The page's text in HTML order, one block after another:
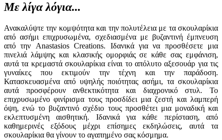
Με λίγα λόγια...
Ανακαλύψτε την κομψότητα και την πολυτέλεια με τα σκουλαρίκια
από ασήμι επιχρυσωμένα, σχεδιασμένα με βυζαντινή έμπνευση
από την Anastasios Creations. Ιδανικά για να προσθέσετε μια
πινελιά λάμψης και κλασικής ομορφιάς σε κάθε σας εμφάνιση,
αυτά τα κρεμαστά σκουλαρίκια είναι το απόλυτο αξεσουάρ για τις
γυναίκες που εκτιμούν την τέχνη και την παράδοση.
Κατασκευασμένα από υψηλής ποιότητας ασήμι, τα σκουλαρίκια
αυτά προσφέρουν ανθεκτικότητα και διαχρονικό στυλ. Το
επιχρυσωμένο φινίρισμα τους προσδίδει μια ζεστή και λαμπερή
όψη, ενώ το βυζαντινό σχέδιο τους προσθέτει μια μοναδική και
εκλεπτυσμένη αισθητική. Ιδανικά για κάθε περίσταση, από
καθημερινές εξόδους μέχρι επίσημες εκδηλώσεις, αυτά τα
σκουλαρίκια θα γίνουν το αγαπημένο σας κόσμημα.